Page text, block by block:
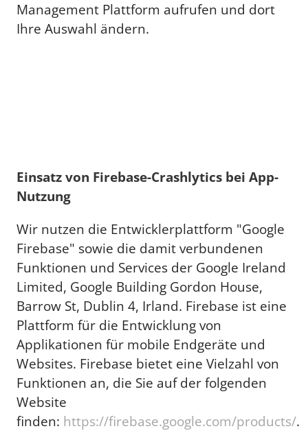
Management Plattform aufrufen und dort
Ihre Auswahl ändern.
Einsatz von Firebase-Crashlytics bei App-
Nutzung
Wir nutzen die Entwicklerplattform "Google
Firebase" sowie die damit verbundenen
Funktionen und Services der Google Ireland
Limited, Google Building Gordon House,
Barrow St, Dublin 4, Irland. Firebase ist eine
Plattform für die Entwicklung von
Applikationen für mobile Endgeräte und
Websites. Firebase bietet eine Vielzahl von
Funktionen an, die Sie auf der folgenden
Website
finden: https://firebase.google.com/products/.